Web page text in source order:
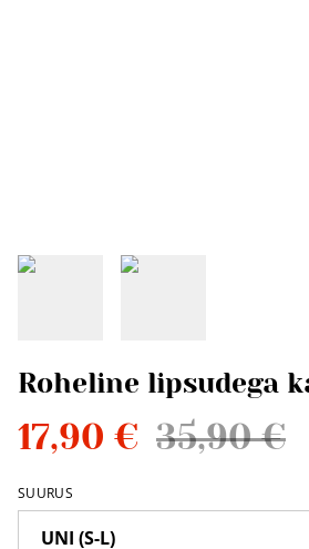
Roheline lipsudega
17,90 € 35,90 €
SUURUS